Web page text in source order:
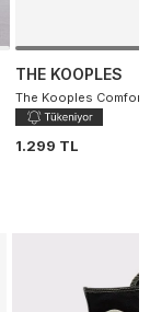
THE KOOPLES
The Kooples Comfort
1.299 TL